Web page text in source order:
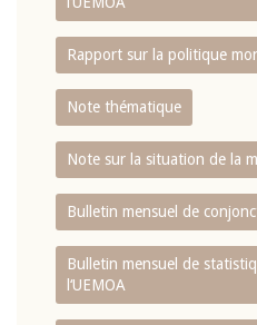
Rapport sur la politique
Note thématique
Note sur la situation de la
Bulletin mensuel de
Bulletin mensuel de
l‘UEMOA